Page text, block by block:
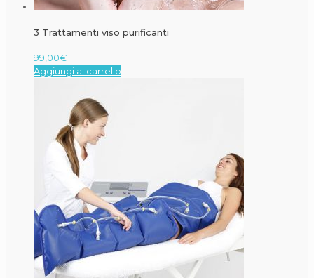
3 Trattamenti viso purificanti
99,00€
Aggiungi al carrello